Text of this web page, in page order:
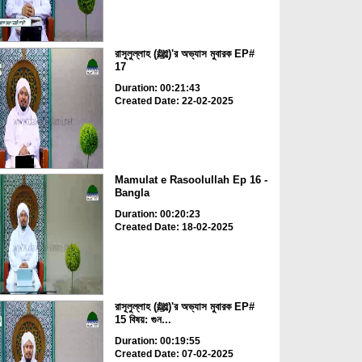
রাসূলুল্লাহ (ﷺ)'র অভ্যাস মুবারক EP#
17
Duration: 00:21:43
Created Date: 22-02-2025
Mamulat e Rasoolullah Ep 16 -
Bangla
Duration: 00:20:23
Created Date: 18-02-2025
রাসূলুল্লাহ (ﷺ)'র অভ্যাস মুবারক EP#
15 বিষয়: গুন...
Duration: 00:19:55
Created Date: 07-02-2025